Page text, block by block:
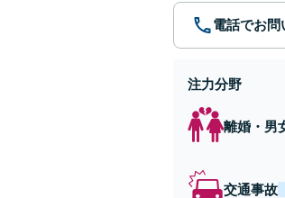
電話でお問
注力分野
離婚・男
交通事故